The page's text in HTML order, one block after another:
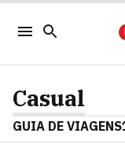
Casual
GUIA DE VIAGENS